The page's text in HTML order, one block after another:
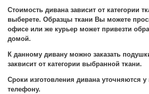
Стоимость дивана зависит от категории
выберете. Образцы ткани Вы можете
офисе или же курьер может привезти
домой.
К данному дивану можно заказать
заквисит от категории выбранной ткани.
Сроки изготовления дивана уточняются
телефону.